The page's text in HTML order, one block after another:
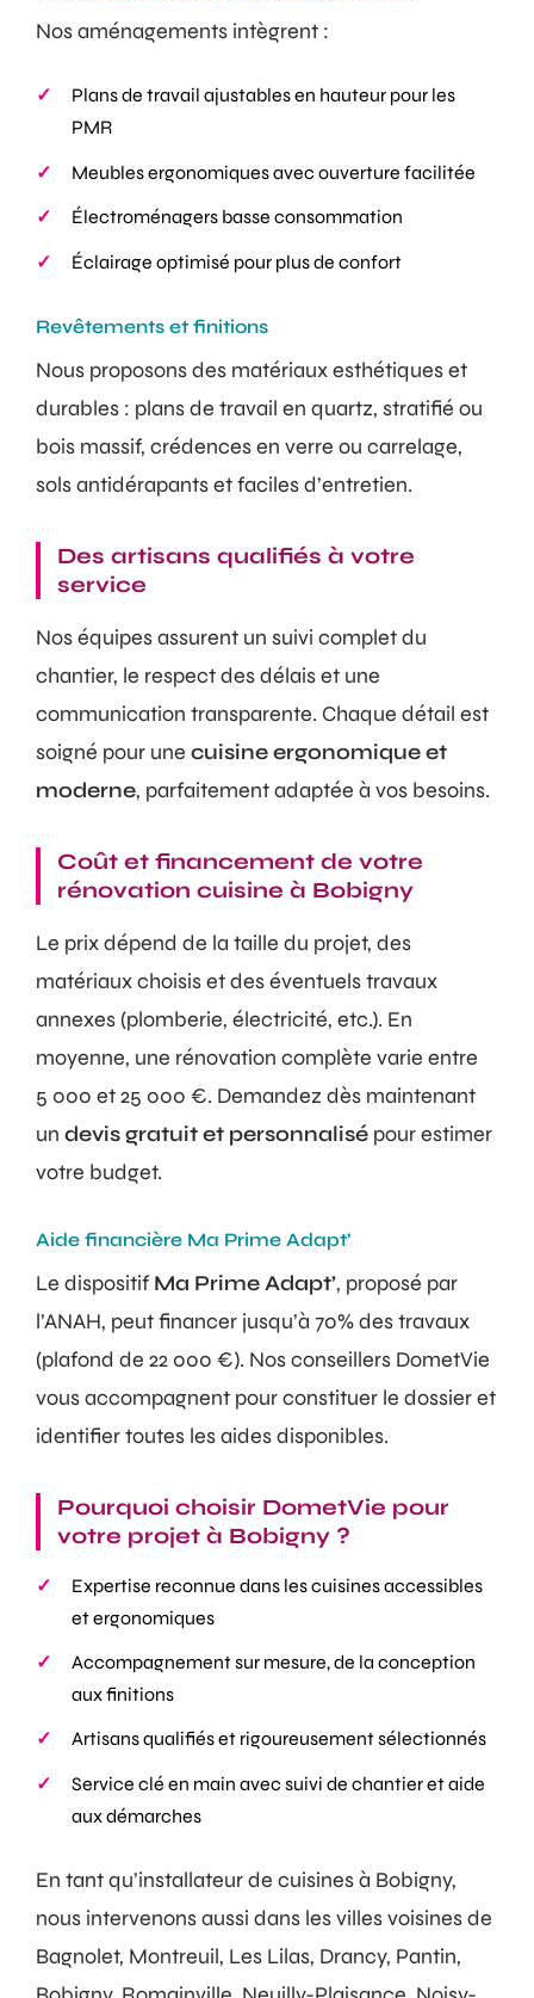
Nos aménagements intègrent :
Plans de travail ajustables en hauteur pour les
PMR
Meubles ergonomiques avec ouverture facilitée
Électroménagers basse consommation
Éclairage optimisé pour plus de confort
Revêtements et finitions
Nous proposons des matériaux esthétiques et
durables : plans de travail en quartz, stratifié ou
bois massif, crédences en verre ou carrelage,
sols antidérapants et faciles d’entretien.
Des artisans qualifiés à votre
service
Nos équipes assurent un suivi complet du
chantier, le respect des délais et une
communication transparente. Chaque détail est
soigné pour une cuisine ergonomique et
moderne, parfaitement adaptée à vos besoins.
Coût et financement de votre
rénovation cuisine à Bobigny
Le prix dépend de la taille du projet, des
matériaux choisis et des éventuels travaux
annexes (plomberie, électricité, etc.). En
moyenne, une rénovation complète varie entre
5 000 et 25 000 €. Demandez dès maintenant
un devis gratuit et personnalisé pour estimer
votre budget.
Aide financière Ma Prime Adapt’
Le dispositif Ma Prime Adapt’, proposé par
l’ANAH, peut financer jusqu’à 70% des travaux
(plafond de 22 000 €). Nos conseillers DometVie
vous accompagnent pour constituer le dossier et
identifier toutes les aides disponibles.
Pourquoi choisir DometVie pour
votre projet à Bobigny ?
Expertise reconnue dans les cuisines accessibles
et ergonomiques
Accompagnement sur mesure, de la conception
aux finitions
Artisans qualifiés et rigoureusement sélectionnés
Service clé en main avec suivi de chantier et aide
aux démarches
En tant qu’installateur de cuisines à Bobigny,
nous intervenons aussi dans les villes voisines de
Bagnolet, Montreuil, Les Lilas, Drancy, Pantin,